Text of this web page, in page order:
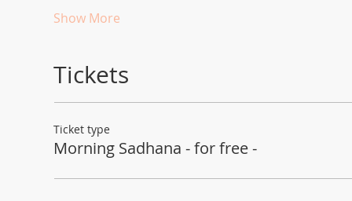
Show More
Tickets
Ticket type
Morning Sadhana - for free -